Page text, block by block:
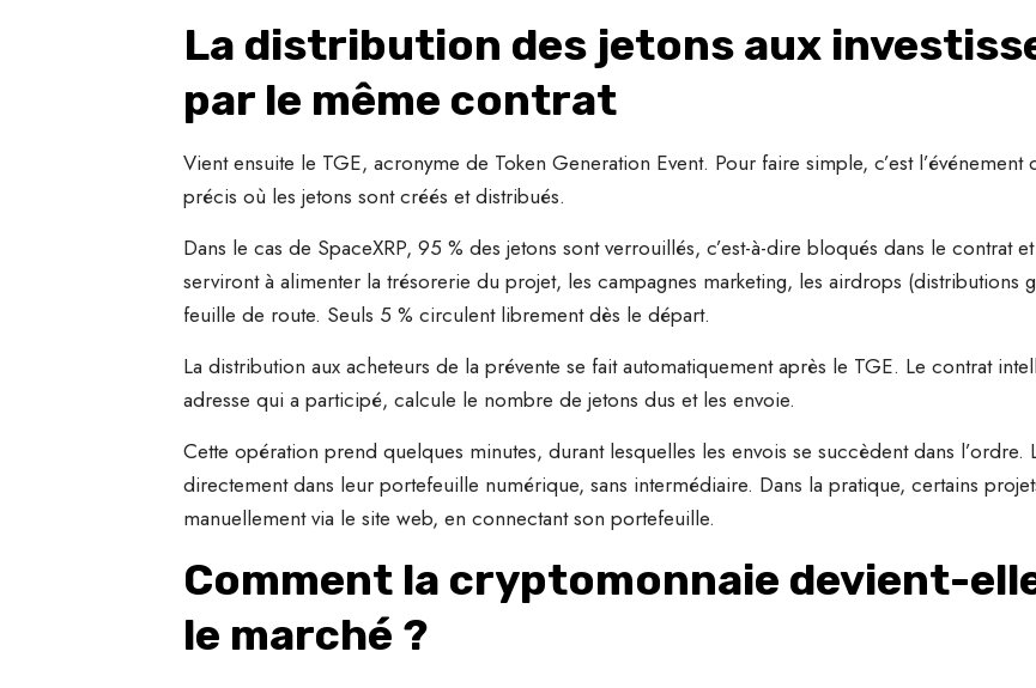
La distribution des jetons aux
par le même contrat
Vient ensuite le TGE, acronyme de Token Generation Event. Pour faire simple, c’est
précis où les jetons sont créés et distribués.
Dans le cas de SpaceXRP, 95 % des jetons sont verrouillés, c’est-à-dire bloqués dans le contrat
serviront à alimenter la trésorerie du projet, les campagnes marketing, les airdrops (distributions
feuille de route. Seuls 5 % circulent librement dès le départ.
La distribution aux acheteurs de la prévente se fait automatiquement après le TGE. Le contrat
adresse qui a participé, calcule le nombre de jetons dus et les envoie.
Cette opération prend quelques minutes, durant lesquelles les envois se succèdent dans l’ordre.
directement dans leur portefeuille numérique, sans intermédiaire. Dans la pratique, certains
manuellement via le site web, en connectant son portefeuille.
Comment la cryptomonnaie devient-
le marché ?